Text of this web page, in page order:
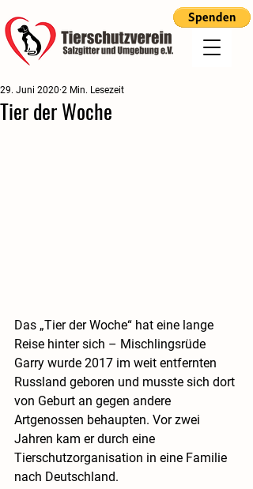
Tier der Woche
29. Juni 2020 2 Min. Lesezeit
Das „Tier der Woche“ hat eine lange
Reise hinter sich – Mischlingsrüde
Garry wurde 2017 im weit entfernten
Russland geboren und musste sich dort
von Geburt an gegen andere
Artgenossen behaupten. Vor zwei
Jahren kam er durch eine
Tierschutzorganisation in eine Familie
nach Deutschland.